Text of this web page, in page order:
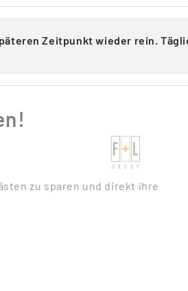
Zeitpunkt wieder rein.
zu sparen und direkt ihre